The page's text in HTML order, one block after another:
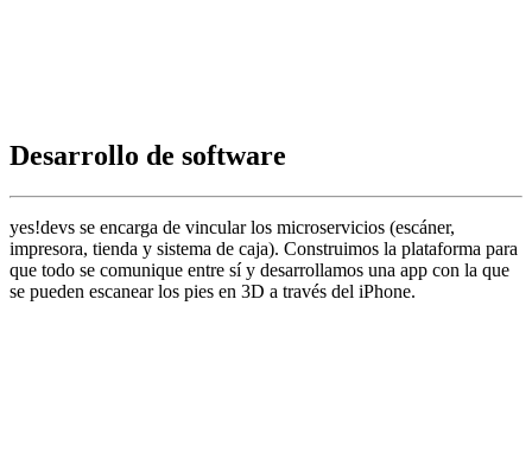
Desarrollo de software
yes!devs se encarga de vincular los microservicios (escáner,
impresora, tienda y sistema de caja). Construimos la plataforma para
que todo se comunique entre sí y desarrollamos una app con la que
se pueden escanear los pies en 3D a través del iPhone.